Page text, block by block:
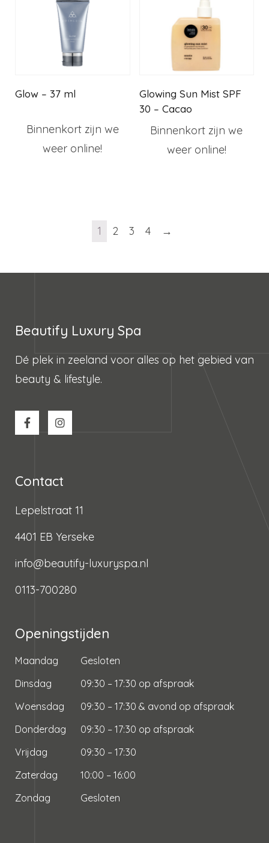
Glow – 37 ml
Binnenkort zijn we
weer online!
Glowing Sun Mist SPF
30 – Cacao
Binnenkort zijn we
weer online!
1 2 3 4 →
Beautify Luxury Spa
Dé plek in zeeland voor alles op het gebied van
beauty & lifestyle.
Contact
Lepelstraat 11
4401 EB Yerseke
info@beautify-luxuryspa.nl
0113-700280
Openingstijden
Maandag
Gesloten
Dinsdag
09:30 – 17:30 op afspraak
Woensdag
09:30 – 17:30 & avond op afspraak
Donderdag
09:30 – 17:30 op afspraak
Vrijdag
09:30 – 17:30
Zaterdag
10:00 – 16:00
Zondag
Gesloten